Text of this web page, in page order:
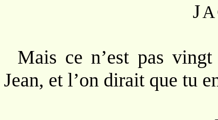
J
Mais ce n’est pas
Jean, et l’on dirait que tu